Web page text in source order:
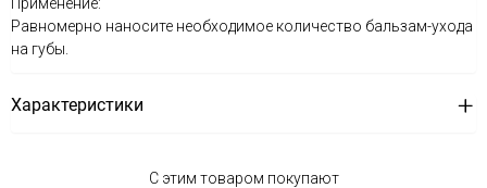
Равномерно наносите необходимое количество бальзам-ухода
на губы.
Характеристики
С этим товаром покупают